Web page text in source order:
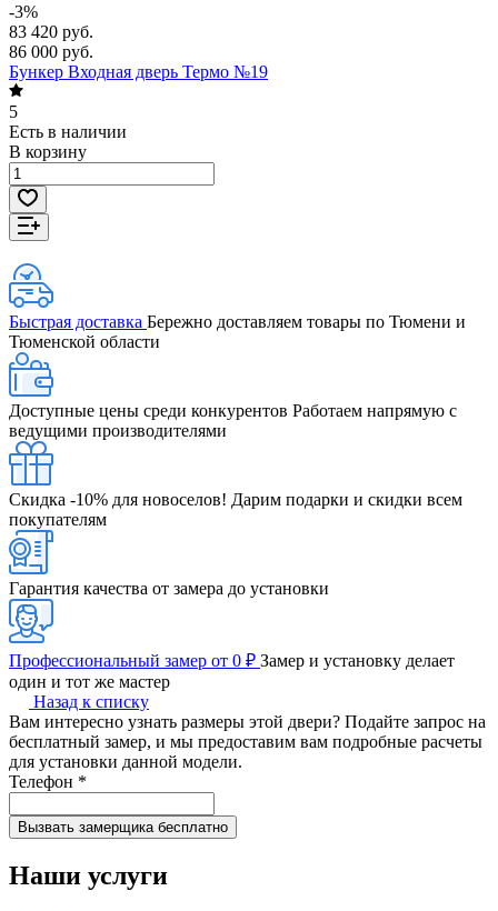
-3%
83 420 руб.
86 000 руб.
Бункер Входная дверь Термо №19
5
Есть в наличии
В корзину
Быстрая доставка Бережно доставляем товары по Тюмени и
Тюменской области
Доступные цены среди конкурентов Работаем напрямую с
ведущими производителями
Скидка -10% для новоселов! Дарим подарки и скидки всем
покупателям
Гарантия качества от замера до установки
Профессиональный замер от 0 ₽ Замер и установку делает
один и тот же мастер
Назад к списку
Вам интересно узнать размеры этой двери? Подайте запрос на
бесплатный замер, и мы предоставим вам подробные расчеты
для установки данной модели.
Телефон *
Наши услуги